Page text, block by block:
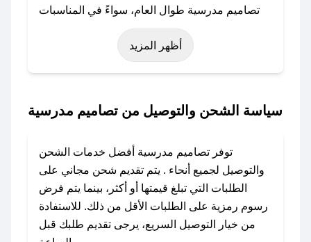
تصاميم مدرسية طوال العام، سواءً في المناسبات
مثل عيد الفطر، عيد الأضحى، الجمعة البيضاء (شهر
نوفمبر)، رمضان، اليوم الوطني، يوم التأسيس، أو
حتى عروض خاصة أخرى.
مدرسية؟
كود خصم تصاميم مدرسية. وفي حال عدم توفر
الكوبون، تواصل معنا عبر تويتر أو البريد الإلكتروني
لإضافته بسرعة.
### كيفية استخدام كود خصم تصاميم مدرسية؟
أظهر المزيد
سياسة الشحن والتوصيل من تصاميم مدرسية
توفر تصاميم مدرسية أفضل خدمات الشحن
والتوصيل لجميع أنحاء . يتم تقديم شحن مجاني على
الطلبات التي تبلغ قيمتها أو أكثر، بينما يتم فرض
رسوم رمزية على الطلبات الأقل من ذلك. للاستفادة
من خيار التوصيل السريع، يرجى تقديم طلبك قبل